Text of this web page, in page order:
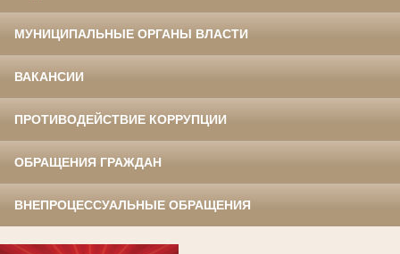
МУНИЦИПАЛЬНЫЕ ОРГАНЫ ВЛАСТИ
ВАКАНСИИ
ПРОТИВОДЕЙСТВИЕ КОРРУПЦИИ
ОБРАЩЕНИЯ ГРАЖДАН
ВНЕПРОЦЕССУАЛЬНЫЕ ОБРАЩЕНИЯ